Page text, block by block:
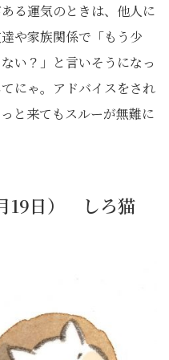
る運気のときは、他人に
や家族関係で「もう少
い？」と言いそうになっ
にゃ。アドバイスをされ
と来てもスルーが無難に
19日） しろ猫